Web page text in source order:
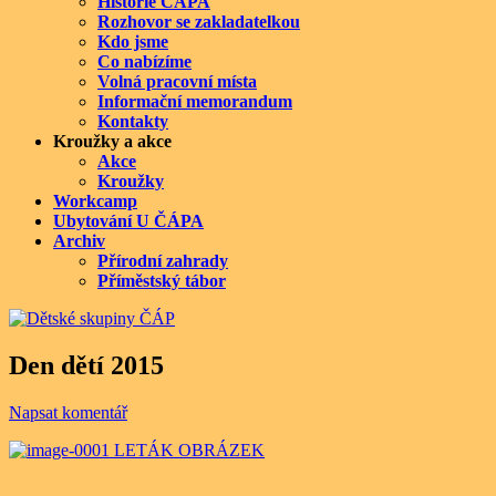
Rozhovor se zakladatelkou
Kdo jsme
Co nabízíme
Volná pracovní místa
Informační memorandum
Kontakty
Kroužky a akce
Akce
Kroužky
Workcamp
Ubytování U ČÁPA
Archiv
Přírodní zahrady
Příměstský tábor
Den dětí 2015
Napsat komentář